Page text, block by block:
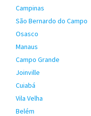
Campinas
São Bernardo do Campo
Osasco
Manaus
Campo Grande
Joinville
Cuiabá
Vila Velha
Belém